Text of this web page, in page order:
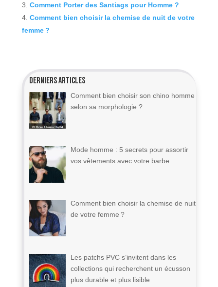
Comment Porter des Santiags pour Homme ?
Comment bien choisir la chemise de nuit de votre
femme ?
Derniers articles
Comment bien choisir son chino homme
selon sa morphologie ?
Mode homme : 5 secrets pour assortir
vos vêtements avec votre barbe
Comment bien choisir la chemise de nuit
de votre femme ?
Les patchs PVC s’invitent dans les
collections qui recherchent un écusson
plus durable et plus lisible